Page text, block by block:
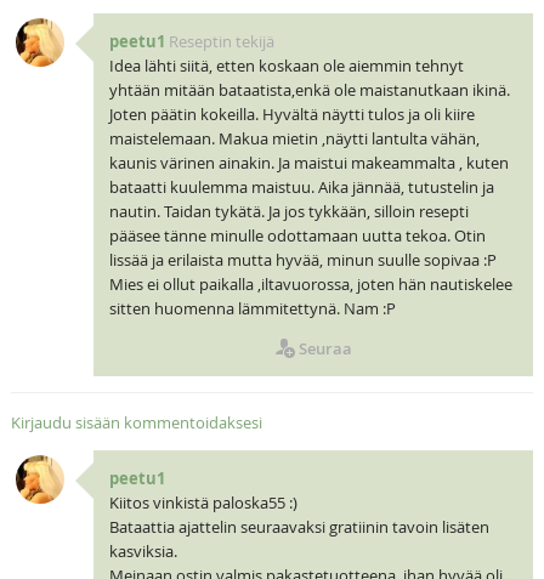
peetu1 Reseptin tekijä
Idea lähti siitä, etten koskaan ole aiemmin tehnyt
yhtään mitään bataatista,enkä ole maistanutkaan ikinä.
Joten päätin kokeilla. Hyvältä näytti tulos ja oli kiire
maistelemaan. Makua mietin ,näytti lantulta vähän,
kaunis värinen ainakin. Ja maistui makeammalta , kuten
bataatti kuulemma maistuu. Aika jännää, tutustelin ja
nautin. Taidan tykätä. Ja jos tykkään, silloin resepti
pääsee tänne minulle odottamaan uutta tekoa. Otin
lissää ja erilaista mutta hyvää, minun suulle sopivaa :P
Mies ei ollut paikalla ,iltavuorossa, joten hän nautiskelee
sitten huomenna lämmitettynä. Nam :P
Seuraa
Kirjaudu sisään kommentoidaksesi
peetu1
Kiitos vinkistä paloska55 :)
Bataattia ajattelin seuraavaksi gratiinin tavoin lisäten
kasviksia.